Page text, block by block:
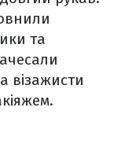
та
візажисти